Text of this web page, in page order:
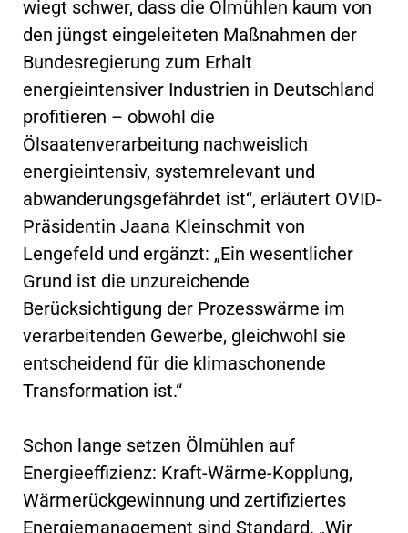
wiegt schwer, dass die Ölmühlen kaum von
den jüngst eingeleiteten Maßnahmen der
Bundesregierung zum Erhalt
energieintensiver Industrien in Deutschland
profitieren – obwohl die
Ölsaatenverarbeitung nachweislich
energieintensiv, systemrelevant und
abwanderungsgefährdet ist“, erläutert OVID-
Präsidentin Jaana Kleinschmit von
Lengefeld und ergänzt: „Ein wesentlicher
Grund ist die unzureichende
Berücksichtigung der Prozesswärme im
verarbeitenden Gewerbe, gleichwohl sie
entscheidend für die klimaschonende
Transformation ist.“
Schon lange setzen Ölmühlen auf
Energieeffizienz: Kraft-Wärme-Kopplung,
Wärmerückgewinnung und zertifiziertes
Energiemanagement sind Standard. „Wir